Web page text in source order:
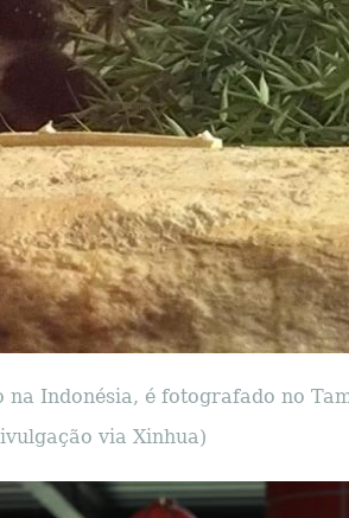
Indonésia, é fotografado no
via Xinhua)